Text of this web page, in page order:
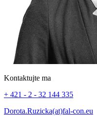
Kontaktujte ma
+ 421 - 2 - 32 144 335
Dorota.Ruzicka(at)fal-con.eu